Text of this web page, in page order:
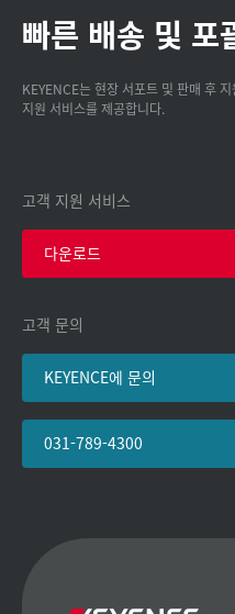
빠른 배송 및 포
KEYENCE는 현장 서포트 및 판매 후
지원 서비스를 제공합니다.
고객 지원 서비스
다운로드
고객 문의
KEYENCE에 문의
031-789-4300